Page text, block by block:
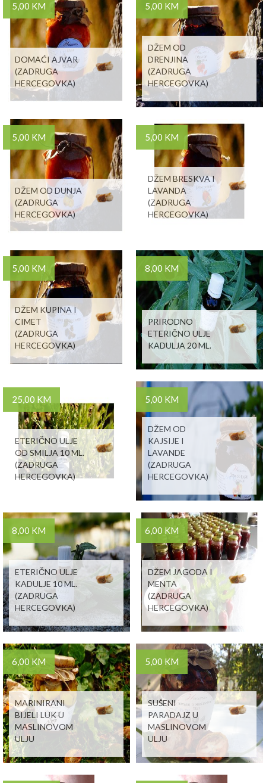
5,00 KM
DOMAĆI AJVAR
(ZADRUGA
HERCEGOVKA)
5,00 KM
DŽEM OD
DRENJINA
(ZADRUGA
HERCEGOVKA)
5,00 KM
DŽEM OD DUNJA
(ZADRUGA
HERCEGOVKA)
5,00 KM
DŽEM BRESKVA I
LAVANDA
(ZADRUGA
HERCEGOVKA)
5,00 KM
DŽEM KUPINA I
CIMET
(ZADRUGA
HERCEGOVKA)
8,00 KM
PRIRODNO
ETERIČNO ULJE
KADULJA 20 ML.
25,00 KM
ETERIČNO ULJE
OD SMILJA 10 ML.
(ZADRUGA
HERCEGOVKA)
5,00 KM
DŽEM OD
KAJSIJE I
LAVANDE
(ZADRUGA
HERCEGOVKA)
8,00 KM
ETERIČNO ULJE
KADULJE 10 ML.
(ZADRUGA
HERCEGOVKA)
6,00 KM
DŽEM JAGODA I
MENTA
(ZADRUGA
HERCEGOVKA)
6,00 KM
MARINIRANI
BIJELI LUK U
MASLINOVOM
ULJU
5,00 KM
SUŠENI
PARADAJZ U
MASLINOVOM
ULJU